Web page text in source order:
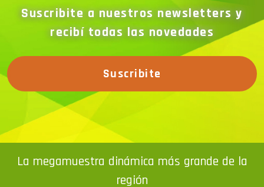
Suscribite a nuestros newsletters y
recibí todas las novedades
Suscribite
La megamuestra dinámica más grande de la
región